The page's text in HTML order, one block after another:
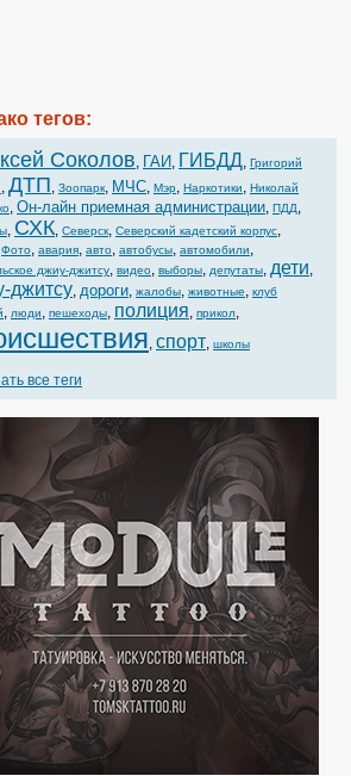
тегов:
Соколов, ГАИ, ГИБДД, Григорий
, ДТП, Зоопарк, МЧС, Мэр, Наркотики, Николай
, Он-лайн приемная администрации, ПДД,
, СХК, Северск, Северский кадетский корпус,
Фото, авария, авто, автобусы, автомобили,
джиу-джитсу, видео, выборы, депутаты, дети,
джитсу, дороги, жалобы, животные, клуб
, люди, пешеходы, полиция, прикол,
, спорт, школы
все теги